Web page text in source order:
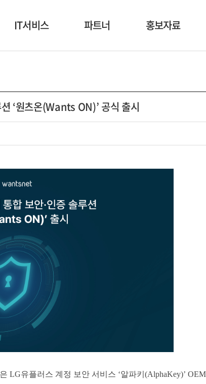
IT서비스
보안
디지털 인프라
HABER
파트너
협력사
홍보자료
행사소식
‘원츠온(Wants ON)’ 공식 출시
LG유플러스 계정 보안 서비스 ‘알파키(AlphaKey)’